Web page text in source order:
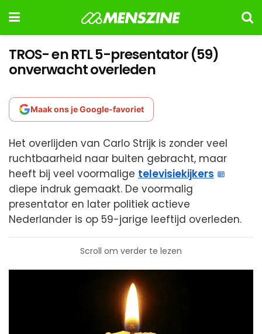
TROS- en RTL 5-presentator (59)
onverwacht overleden
Maak ons je Google-favoriet
Het overlijden van Carlo Strijk is zonder veel
ruchtbaarheid naar buiten gebracht, maar
heeft bij veel voormalige televisiekijkers
diepe indruk gemaakt. De voormalig
presentator en later politiek actieve
Nederlander is op 59-jarige leeftijd overleden.
Scroll om verder te lezen